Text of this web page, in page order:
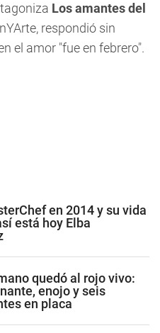
Los amantes del
respondió sin
el amor "fue en febrero".
en 2014 y su vida
está hoy Elba
quedó al rojo vivo:
enojo y seis
en placa